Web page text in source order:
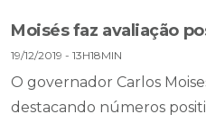
Moisés faz avaliação
19/12/2019 - 13H18MIN
O governador Carlos
destacando números